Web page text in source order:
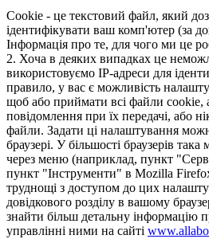
Cookie - це текстовий файл, який
ідентифікувати ваш комп'ютер (за
Інформація про те, для чого ми це
2. Хоча в деяких випадках це
використовуємо IP-адреси для
правило, у вас є можливість
щоб або приймати всі файли cookie,
повідомлення при їх передачі, або
файли. Задати ці налаштування
браузері. У більшості браузерів
через меню (наприклад, пункт
пункт "Інструменти" в Mozilla
труднощі з доступом до цих
довідкового розділу в вашому
знайти більш детальну інформацію
управлінні ними на сайті